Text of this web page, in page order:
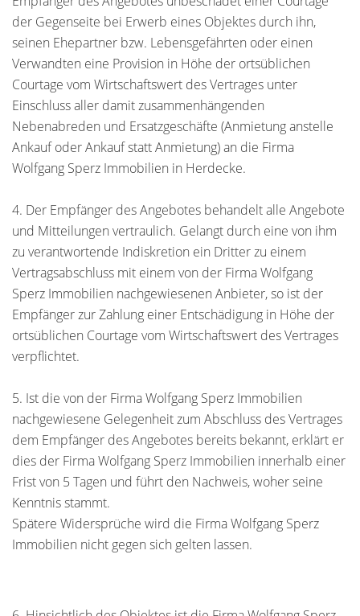
der Gegenseite bei Erwerb eines Objektes durch ihn,
seinen Ehepartner bzw. Lebensgefährten oder einen
Verwandten eine Provision in Höhe der ortsüblichen
Courtage vom Wirtschaftswert des Vertrages unter
Einschluss aller damit zusammenhängenden
Nebenabreden und Ersatzgeschäfte (Anmietung anstelle
Ankauf oder Ankauf statt Anmietung) an die Firma
Wolfgang Sperz Immobilien in Herdecke.
4. Der Empfänger des Angebotes behandelt alle Angebote
und Mitteilungen vertraulich. Gelangt durch eine von ihm
zu verantwortende Indiskretion ein Dritter zu einem
Vertragsabschluss mit einem von der Firma Wolfgang
Sperz Immobilien nachgewiesenen Anbieter, so ist der
Empfänger zur Zahlung einer Entschädigung in Höhe der
ortsüblichen Courtage vom Wirtschaftswert des Vertrages
verpflichtet.
5. Ist die von der Firma Wolfgang Sperz Immobilien
nachgewiesene Gelegenheit zum Abschluss des Vertrages
dem Empfänger des Angebotes bereits bekannt, erklärt er
dies der Firma Wolfgang Sperz Immobilien innerhalb einer
Frist von 5 Tagen und führt den Nachweis, woher seine
Kenntnis stammt.
Spätere Widersprüche wird die Firma Wolfgang Sperz
Immobilien nicht gegen sich gelten lassen.